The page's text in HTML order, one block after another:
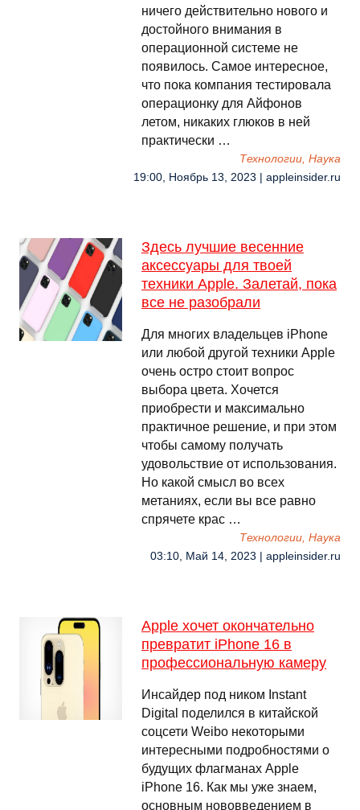
ничего действительно нового и
достойного внимания в
операционной системе не
появилось. Самое интересное,
что пока компания тестировала
операционку для Айфонов
летом, никаких глюков в ней
практически …
Технологии, Наука
19:00, Ноябрь 13, 2023 | appleinsider.ru
Здесь лучшие весенние
аксессуары для твоей
техники Apple. Залетай, пока
все не разобрали
Для многих владельцев iPhone
или любой другой техники Apple
очень остро стоит вопрос
выбора цвета. Хочется
приобрести и максимально
практичное решение, и при этом
чтобы самому получать
удовольствие от использования.
Но какой смысл во всех
метаниях, если вы все равно
спрячете крас …
Технологии, Наука
03:10, Май 14, 2023 | appleinsider.ru
Apple хочет окончательно
превратит iPhone 16 в
профессиональную камеру
Инсайдер под ником Instant
Digital поделился в китайской
соцсети Weibo некоторыми
интересными подробностями о
будущих флагманах Apple
iPhone 16. Как мы уже знаем,
основным нововведением в